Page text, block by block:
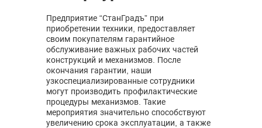
Предприятие “СтанГрадъ” при
приобретении техники, предоставляет
своим покупателям гарантийное
обслуживание важных рабочих частей
конструкций и механизмов. После
окончания гарантии, наши
узкоспециализированные сотрудники
могут производить профилактические
процедуры механизмов. Такие
мероприятия значительно способствуют
увеличению срока эксплуатации, а также